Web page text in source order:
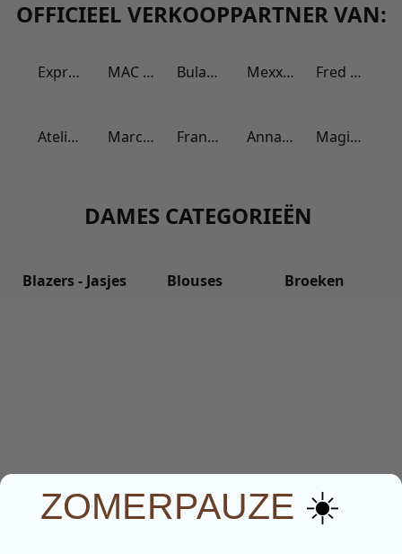
OFFICIEEL VERKOOPPARTNER VAN:
Expresso fashion MAC Jeans Bulaggi the Bag Mexx Official Fred de la Bretoniere
Atelier Rebul Marc Inbane Frank & Lucie Anna Blue Magic Bodyfashion
DAMES CATEGORIEËN
Blazers - Jasjes Blouses Broeken
ZOMERPAUZE ☀️